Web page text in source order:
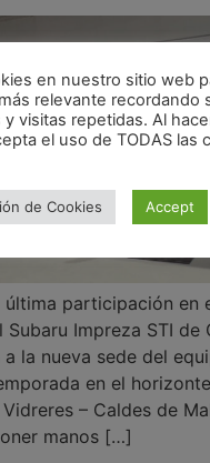
última participación en
Subaru Impreza STI de
la nueva sede del
en el
– Caldes de
manos […]
en nuestro sitio web
relevante recordando
visitas repetidas. Al
el uso de TODAS las
de Cookies Accept